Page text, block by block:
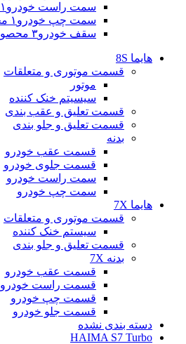
سمت راست خودرو ۱ محصول
سمت چپ خودرو ۱ محصول
سقف خودرو۳ محصول
هایما 8S
قسمت موتوری و متعلقات
موتور
سیسیتم خنک کننده
قسمت تعلیق و عقب بندی
قسمت تعلیق و جلو بندی
بدنه
قسمت عقب خودرو
قسمت جلوی خودرو
سمت راست خودرو
سمت چپ خودرو
هایما 7X
قسمت موتوری و متعلقات
سیستم خنک کننده
قسمت تعلیق و جلو بندی
بدنه 7X
قسمت عقب خودرو
قسمت راست خودرو
قسمت چپ خودرو
قسمت جلو خودرو
دسته بندی نشده
HAIMA S7 Turbo